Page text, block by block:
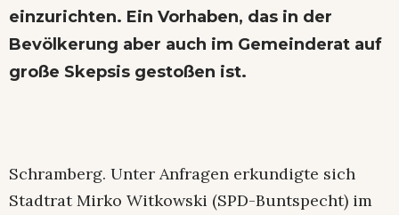
einzurichten. Ein Vorhaben, das in der
Bevölkerung aber auch im Gemeinderat auf
große Skepsis gestoßen ist.
Schramberg. Unter Anfragen erkundigte sich
Stadtrat Mirko Witkowski (SPD-Buntspecht) im